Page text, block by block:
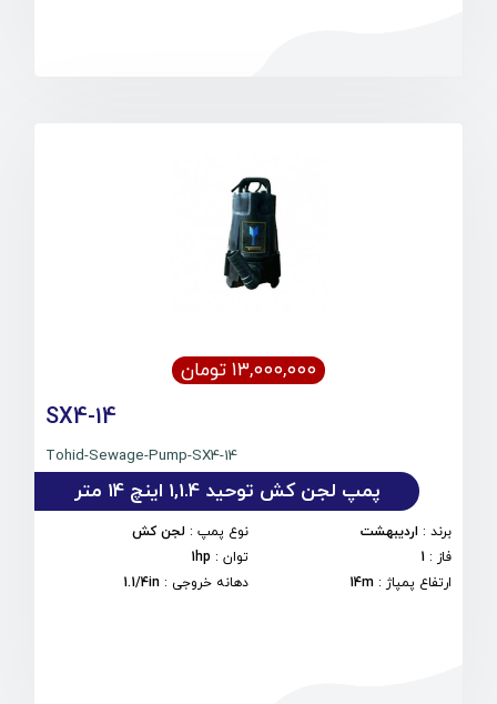
۱۳,۰۰۰,۰۰۰ تومان
SX4-14
Tohid-Sewage-Pump-SX4-14
پمپ لجن کش توحید 1,1.4 اینچ 14 متر
برند : اردیبهشت نوع پمپ: لجن کش
فاز :
1 توان:
1hp
ارتفاع پمپاژ :
14m دهانه خروجی :
1.1/4in